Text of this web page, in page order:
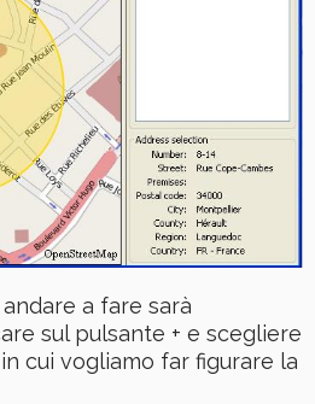
a fare sarà
sul pulsante + e scegliere
cui vogliamo far figurare la